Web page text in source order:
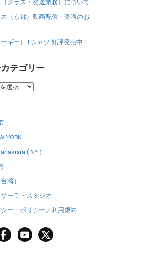
クラス・発送業務）について
（京都）動画配信・受講のお
ギー）Tシャツ 好評発売中！
テゴリー
YORK
( NY )
湾）
ーラ・スタジオ
ー・ポリシー／利用規約